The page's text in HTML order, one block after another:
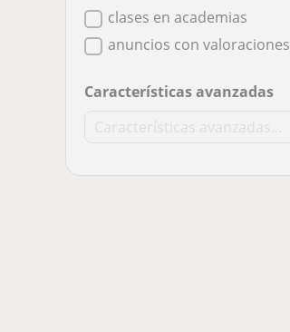
clases en academias
anuncios con valoraciones
Características avanzadas